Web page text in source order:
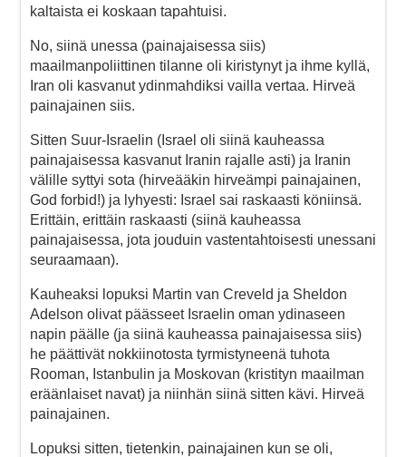
kaltaista ei koskaan tapahtuisi.
No, siinä unessa (painajaisessa siis)
maailmanpoliittinen tilanne oli kiristynyt ja ihme kyllä,
Iran oli kasvanut ydinmahdiksi vailla vertaa. Hirveä
painajainen siis.
Sitten Suur-Israelin (Israel oli siinä kauheassa
painajaisessa kasvanut Iranin rajalle asti) ja Iranin
välille syttyi sota (hirveääkin hirveämpi painajainen,
God forbid!) ja lyhyesti: Israel sai raskaasti köniinsä.
Erittäin, erittäin raskaasti (siinä kauheassa
painajaisessa, jota jouduin vastentahtoisesti unessani
seuraamaan).
Kauheaksi lopuksi Martin van Creveld ja Sheldon
Adelson olivat päässeet Israelin oman ydinaseen
napin päälle (ja siinä kauheassa painajaisessa siis)
he päättivät nokkiinotosta tyrmistyneenä tuhota
Rooman, Istanbulin ja Moskovan (kristityn maailman
eräänlaiset navat) ja niinhän siinä sitten kävi. Hirveä
painajainen.
Lopuksi sitten, tietenkin, painajainen kun se oli,